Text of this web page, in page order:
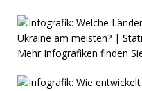
Mehr Infografiken finden